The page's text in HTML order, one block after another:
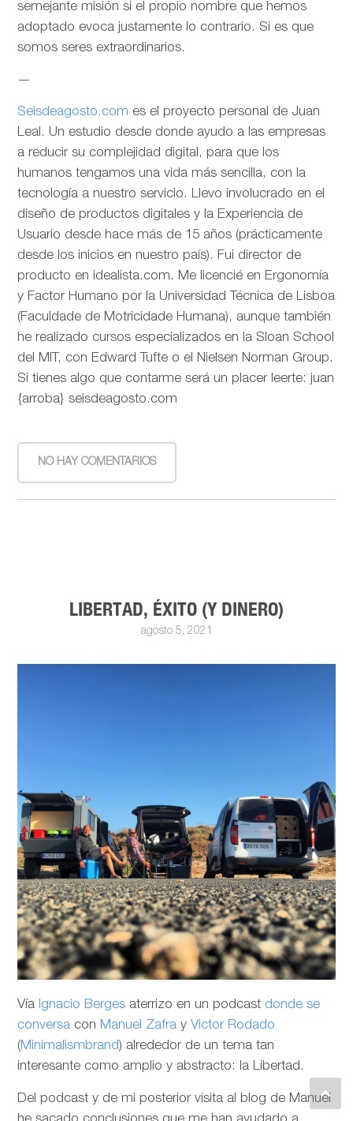
semejante misión si el propio nombre que hemos
adoptado evoca justamente lo contrario. Si es que
somos seres extraordinarios.
—
Seisdeagosto.com es el proyecto personal de Juan
Leal. Un estudio desde donde ayudo a las empresas
a reducir su complejidad digital, para que los
humanos tengamos una vida más sencilla, con la
tecnología a nuestro servicio. Llevo involucrado en el
diseño de productos digitales y la Experiencia de
Usuario desde hace más de 15 años (prácticamente
desde los inicios en nuestro país). Fui director de
producto en idealista.com. Me licencié en Ergonomía
y Factor Humano por la Universidad Técnica de Lisboa
(Faculdade de Motricidade Humana), aunque también
he realizado cursos especializados en la Sloan School
del MIT, con Edward Tufte o el Nielsen Norman Group.
Si tienes algo que contarme será un placer leerte: juan
{arroba} seisdeagosto.com
NO HAY COMENTARIOS
LIBERTAD, ÉXITO (Y DINERO)
agosto 5, 2021
Vía Ignacio Berges aterrizo en un podcast donde se
conversa con Manuel Zafra y Victor Rodado
(Minimalismbrand) alrededor de un tema tan
interesante como amplio y abstracto: la Libertad.
Del podcast y de mi posterior visita al blog de Manuel